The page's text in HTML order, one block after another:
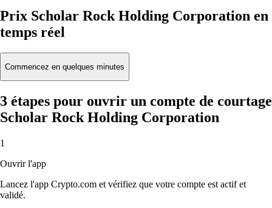
Prix Scholar Rock Holding Corporation en
temps réel
Commencez en quelques minutes
3 étapes pour ouvrir un compte de courtage
Scholar Rock Holding Corporation
1
Ouvrir l'app
Lancez l'app Crypto.com et vérifiez que votre compte est actif et
validé.